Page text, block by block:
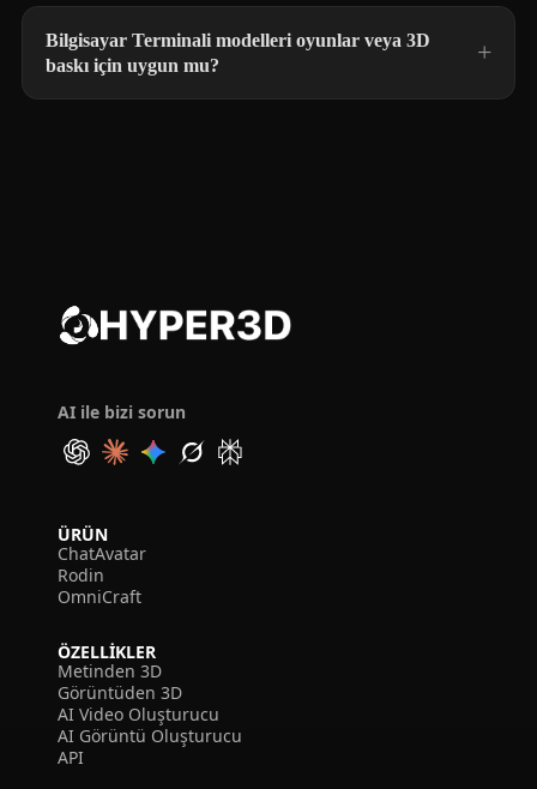
Bilgisayar Terminali modelleri oyunlar veya 3D
baskı için uygun mu?
AI ile bizi sorun
ÜRÜN
ChatAvatar
Rodin
OmniCraft
ÖZELLIKLER
Metinden 3D
Görüntüden 3D
AI Video Oluşturucu
AI Görüntü Oluşturucu
API